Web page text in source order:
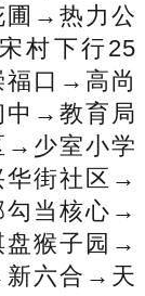
→热力公
村下行25
口→高尚
→教育局
→少室小学
街社区→
当核心→
猴子园→
六合→天